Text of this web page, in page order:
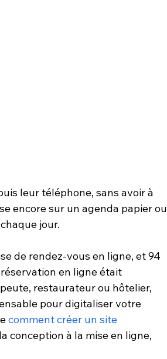
leur téléphone, sans avoir à
encore sur un agenda papier ou
jour.
de rendez-vous en ligne, et 94
en ligne était
restaurateur ou hôtelier,
pour digitaliser votre
comment créer un site
conception à la mise en ligne,